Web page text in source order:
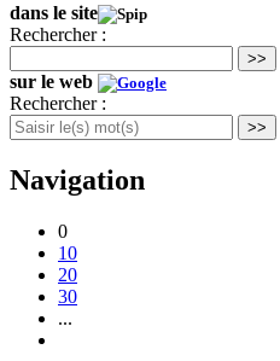
dans le site
Rechercher :
>>
sur le web
Rechercher :
>>
Navigation
0
10
20
30
...